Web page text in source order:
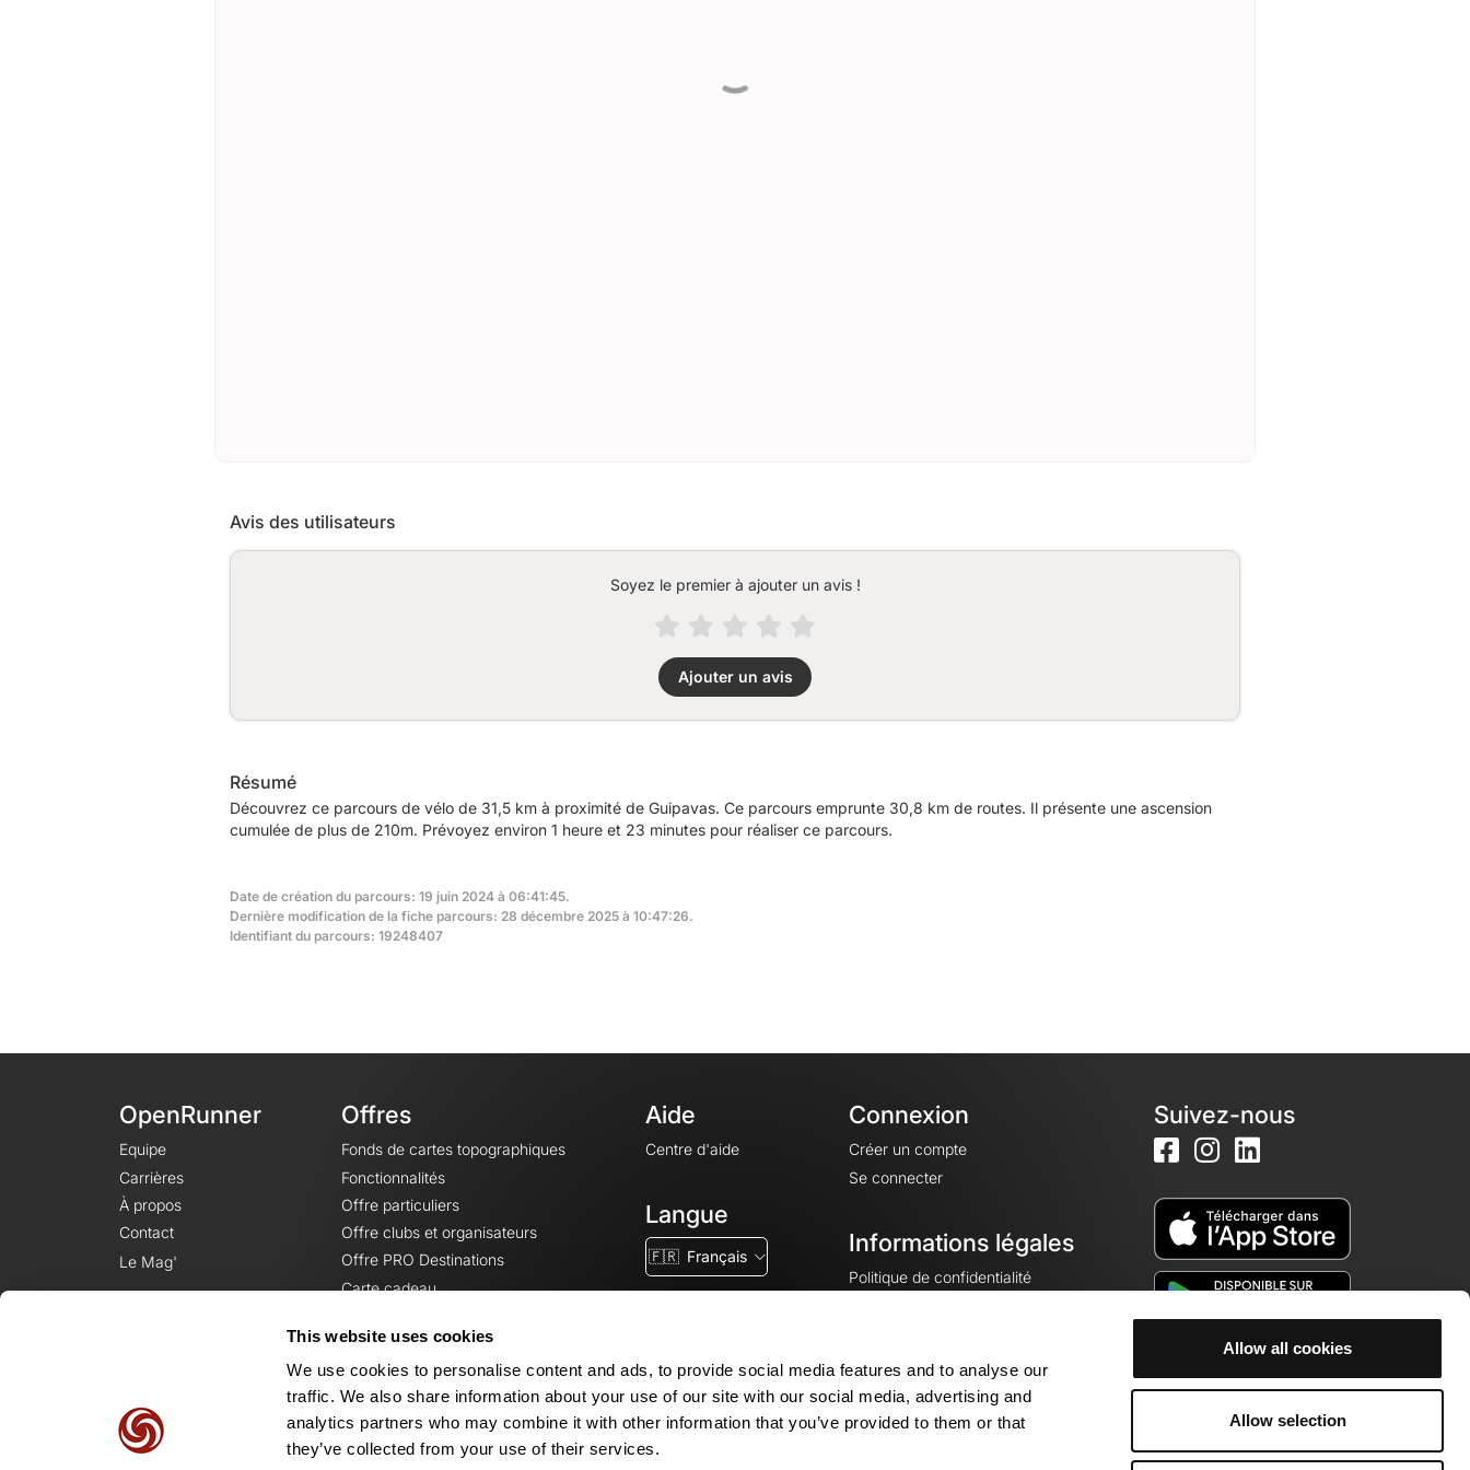
This website uses cookies
We use cookies to personalise content and ads, to provide social media features and to analyse our
traffic. We also share information about your use of our site with our social media, advertising and
analytics partners who may combine it with other information that you’ve provided to them or that
they’ve collected from your use of their services.
Allow all cookies
Allow selection
Avis des utilisateurs
Soyez le premier à ajouter un avis !
Ajouter un avis
Résumé
Découvrez ce parcours de vélo de 31,5 km à proximité de Guipavas. Ce parcours emprunte 30,8 km de routes. Il présente une ascension
cumulée de plus de 210m. Prévoyez environ 1 heure et 23 minutes pour réaliser ce parcours.
Date de création du parcours: 19 juin 2024 à 06:41:45.
Dernière modification de la fiche parcours: 28 décembre 2025 à 10:47:26.
Identifiant du parcours: 19248407
OpenRunner
Equipe
Carrières
À propos
Contact
Le Mag'
Offres
Fonds de cartes topographiques
Fonctionnalités
Offre particuliers
Offre clubs et organisateurs
Offre PRO Destinations
Carte cadeau
Aide
Centre d'aide
Langue
🇫🇷 Français
Connexion
Créer un compte
Se connecter
Informations légales
Politique de confidentialité
Mentions légales
Paramètres des cookies
Suivez-nous